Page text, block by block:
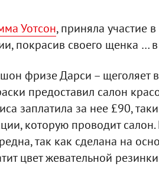
Уотсон, приняла участие
покрасив своего щенка …
фризе Дарси – щеголяет
предоставил салон
заплатила за нее £90,
которую проводит
так как сделана на
цвет жевательной